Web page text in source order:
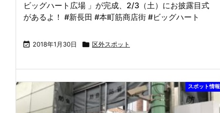
ビッグハート広場 」が完成、2/3（土）にお披露目式
があるよ！ #新長田 #本町筋商店街 #ビッグハート
 2018年1月30日  区外スポット
スポット情報